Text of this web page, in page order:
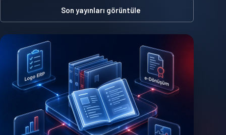
Son yayınları görüntüle